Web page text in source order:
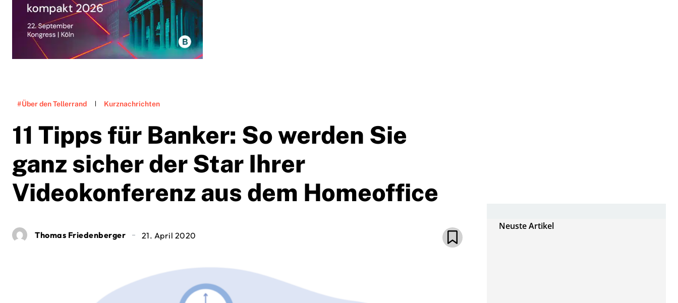
#Über den Tellerrand Kurznachrichten
11 Tipps für Banker: So werden Sie
ganz sicher der Star Ihrer
Videokonferenz aus dem Homeoffice
Thomas Friedenberger 21. April 2020
Neuste Artikel